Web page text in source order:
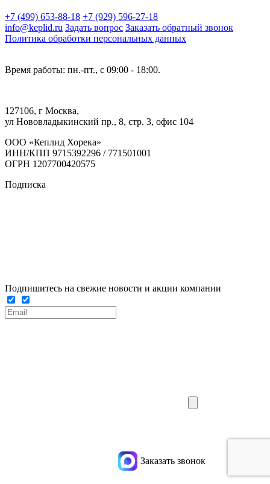
+7 (499) 653-88-18 +7 (929) 596-27-18
info@keplid.ru Задать вопрос Заказать обратный звонок
Политика обработки персональных данных
Время работы: пн.-пт., с 09:00 - 18:00.
127106, г Москва,
ул Нововладыкинский пр., 8, стр. 3, офис 104
ООО «Кеплид Хорека»
ИНН/КПП 9715392296 / 771501001
ОГРН 1207700420575
Подписка
Подпишитесь на свежие новости и акции компании
Заказать звонок